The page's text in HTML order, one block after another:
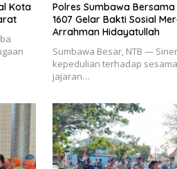
Kota
Polres Sumbawa Bersama
1607 Gelar Bakti Sosial
Arrahman Hidayatullah
Sumbawa Besar, NTB —
kepedulian terhadap
jajaran…